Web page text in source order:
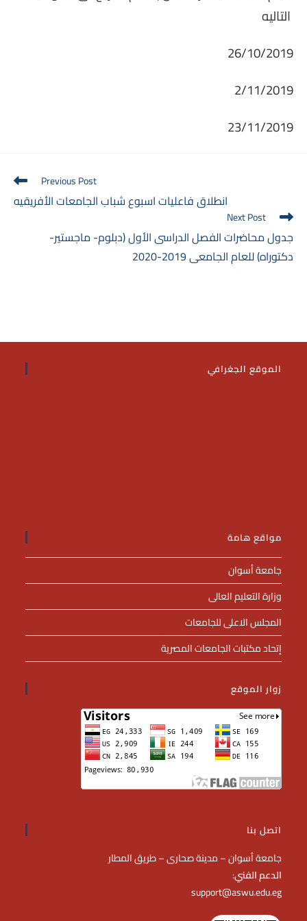
26/10/2019
2/11/2019
23/11/2019
Read
articles
Previous Post
انطلاق فاعليات اسبوع شباب الجامعات الأفريقيه
Next Post
جدول محاضرات الفصل الدراسى الأول (دبلوم- ماجستير-
دكتوراه) للعام الجامعى 2019-2020
الموقع الجغرافي
مواقع هامة
جامعة أسوان
وزارة التعليم العالى
المجلس الاعلى للجامعات
إتحاد مكتبات الجامعات المصرية
زوار الموقع
اتصل بنا
جامعة أسوان – مدينة صحارى – طريق المطار
:الدعم الفني
support@aswu.edu.eg